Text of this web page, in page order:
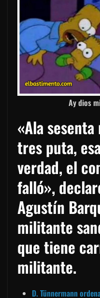
Ay dios
«Ala
tres puta,
verdad, el
falló»,
Agustín
militante
que tiene
militante.
D. Tünnermann